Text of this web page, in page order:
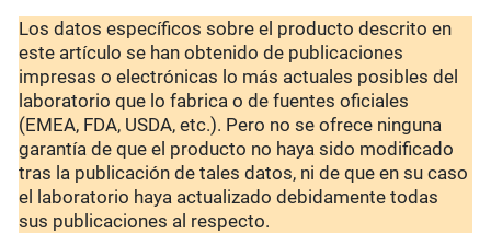
Los datos específicos sobre el producto descrito en
este artículo se han obtenido de publicaciones
impresas o electrónicas lo más actuales posibles del
laboratorio que lo fabrica o de fuentes oficiales
(EMEA, FDA, USDA, etc.). Pero no se ofrece ninguna
garantía de que el producto no haya sido modificado
tras la publicación de tales datos, ni de que en su caso
el laboratorio haya actualizado debidamente todas
sus publicaciones al respecto.